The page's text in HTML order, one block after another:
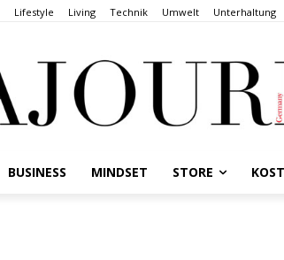
Lifestyle Living Technik Umwelt Unterhaltung
BUSINESS MINDSET STORE